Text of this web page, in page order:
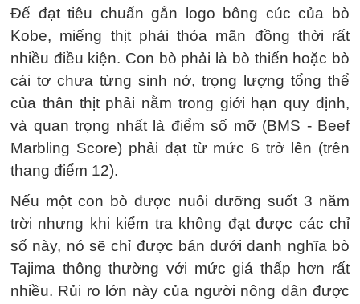
Để đạt tiêu chuẩn gắn logo bông cúc của bò
Kobe, miếng thịt phải thỏa mãn đồng thời rất
nhiều điều kiện. Con bò phải là bò thiến hoặc bò
cái tơ chưa từng sinh nở, trọng lượng tổng thể
của thân thịt phải nằm trong giới hạn quy định,
và quan trọng nhất là điểm số mỡ (BMS - Beef
Marbling Score) phải đạt từ mức 6 trở lên (trên
thang điểm 12).
Nếu một con bò được nuôi dưỡng suốt 3 năm
trời nhưng khi kiểm tra không đạt được các chỉ
số này, nó sẽ chỉ được bán dưới danh nghĩa bò
Tajima thông thường với mức giá thấp hơn rất
nhiều. Rủi ro lớn này của người nông dân được